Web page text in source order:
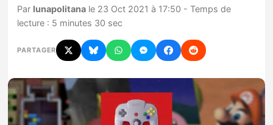
Mises à jour
Chiffres de ventes
Rumeurs
Nintendo Direct
Par lunapolitana le 23 Oct 2021 à 17:50 - Temps de
lecture : 5 minutes 30 sec
PARTAGER